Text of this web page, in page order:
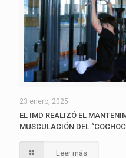
23 enero, 2025
EL IMD REALIZÓ EL
MUSCULACIÓN DEL
Leer más